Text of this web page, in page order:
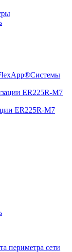
Системы
ER225R-M7
периметра сети